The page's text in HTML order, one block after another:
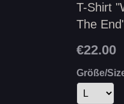
T-Shirt
The
€22.00
Größe/